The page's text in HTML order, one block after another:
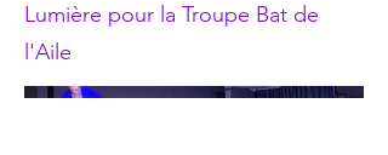
Lumière pour la Troupe Bat de
l'Aile